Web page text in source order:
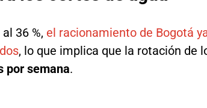
36 %, el racionamiento de Bogotá
, lo que implica que la rotación de
por semana.